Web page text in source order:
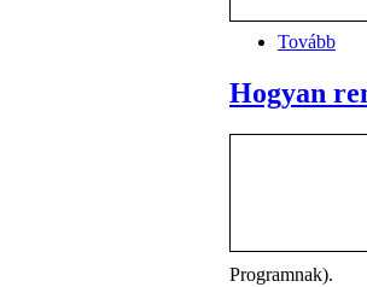
Tovább
Hogyan
Programnak).